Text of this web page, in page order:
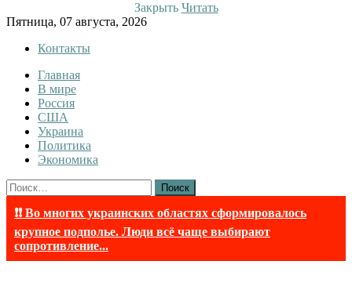
Закрыть Читать
Skip
content
Пятница, 07 августа, 2026
Контакты
Tewi
Tewi — Новости
Главная
В мире
Россия
США
Украина
Политика
Экономика
Найти:
❗❗ Во многих украинских областях сформировалось
крупное подполье. Люди всё чаще выбирают
сопротивление...